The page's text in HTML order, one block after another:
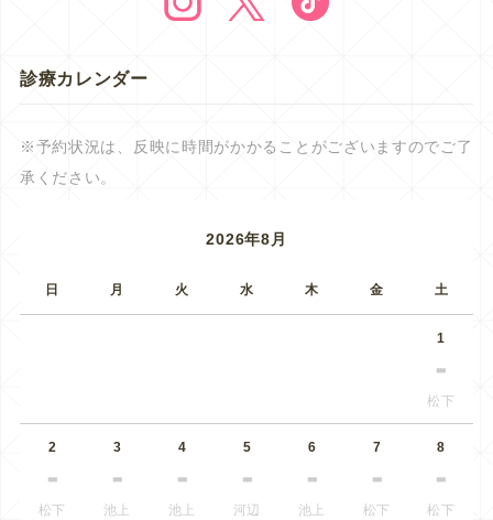
診療カレンダー
※予約状況は、反映に時間がかかることがございますのでご了
承ください。
2026年8月
日 月 火 水 木 金 土
1
松下
2
松下
3
池上
4
池上
5
河辺
6
池上
7
松下
8
松下